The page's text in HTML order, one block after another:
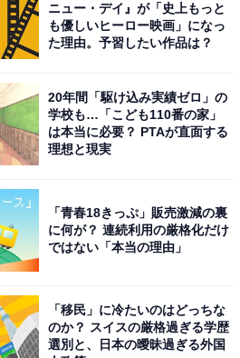
ニュー・デイ』が「史上もっと
も優しいヒーロー映画」になっ
た理由。予習したい作品は？
20年間「駆け込み実績ゼロ」の
学校も…「こども110番の家」
は本当に必要？ PTAが直面する
理想と現実
「青春18きっぷ」販売激減の裏
に何が？ 連続利用の厳格化だけ
ではない「本当の理由」
「移民」に冷たいのはどっちな
のか？ スイスの厳格過ぎる学歴
選別と、日本の曖昧過ぎる外国